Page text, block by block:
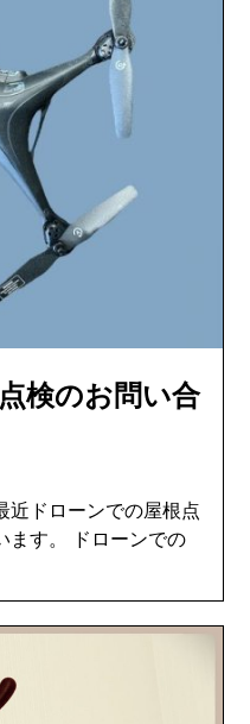
検のお問い合
近ドローンでの屋根点
ます。 ドローンでの